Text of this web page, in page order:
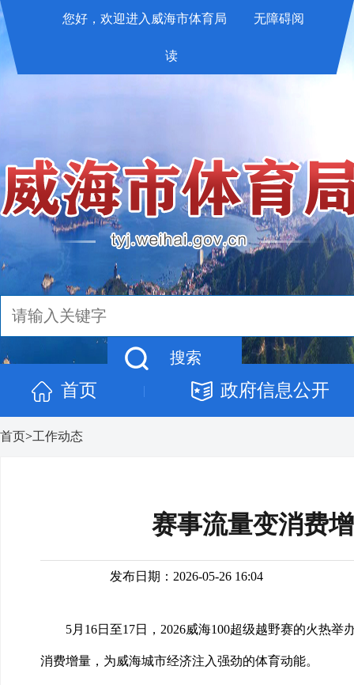
您好，欢迎进入威海市体育局 无障碍阅
读
首页 | 政府信息公开
首页>工作动态
赛事流量变消费
发布日期：2026-05-26 16:04
5月16日至17日，2026威海100超级越野赛的火热
消费增量，为威海城市经济注入强劲的体育动能。